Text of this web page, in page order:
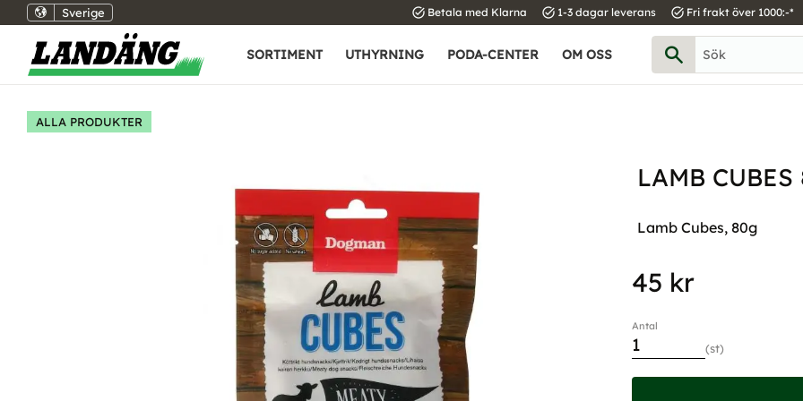
Sverige task_alt Betala med Klarna task_alt 1-3 dagar leverans task_alt Fri frakt över 1000:-*
SORTIMENT UTHYRNING PODA-CENTER OM OSS
ALLA PRODUKTER
LAMB CUBES
Lamb Cubes, 80g
45 kr
Antal
st